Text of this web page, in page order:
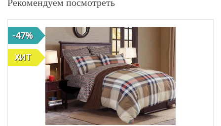
-47%
ХИТ